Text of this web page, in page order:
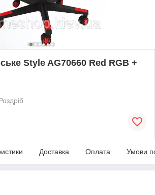
Style AG70660 Red RGB +
Доставка Оплата Умови